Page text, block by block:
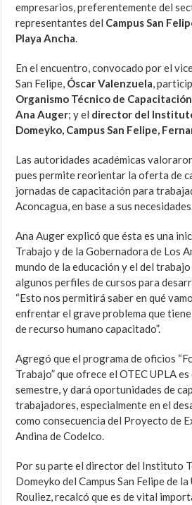
empresarios, preferentemente del
representantes del Campus San
Playa Ancha.
En el encuentro, convocado por el
San Felipe, Óscar Valenzuela,
Organismo Técnico de Capacitación
Ana Auger; y el director del
Domeyko, Campus San Felipe,
Las autoridades académicas
pues permite reorientar la oferta de
jornadas de capacitación para
Aconcagua, en base a sus
Ana Auger explicó que ésta es una
Trabajo y de la Gobernadora de Los
mundo de la educación y el del
algunos perfiles de cursos para
“Esto nos permitirá saber en qué
enfrentar el grave problema que
de recurso humano capacitado”.
Agregó que el programa de oficios
Trabajo” que ofrece el OTEC UPLA
semestre, y dará oportunidades de
trabajadores, especialmente en el
como consecuencia del Proyecto de
Andina de Codelco.
Por su parte el director del Instituto
Domeyko del Campus San Felipe de
Rouliez, recalcó que es de vital